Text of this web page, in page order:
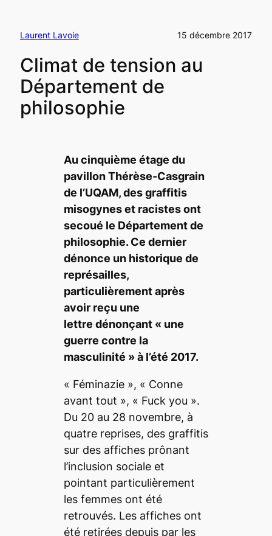
Laurent Lavoie 15 décembre 2017
Climat de tension au
Département de
philosophie
Au cinquième étage du
pavillon Thérèse-Casgrain
de l’UQAM, des graffitis
misogynes et racistes ont
secoué le Département de
philosophie. Ce dernier
dénonce un historique de
représailles,
particulièrement après
avoir reçu une
lettre dénonçant « une
guerre contre la
masculinité » à l’été 2017.
« Féminazie », « Conne
avant tout », « Fuck you ».
Du 20 au 28 novembre, à
quatre reprises, des graffitis
sur des affiches prônant
l’inclusion sociale et
pointant particulièrement
les femmes ont été
retrouvés. Les affiches ont
été retirées depuis par les